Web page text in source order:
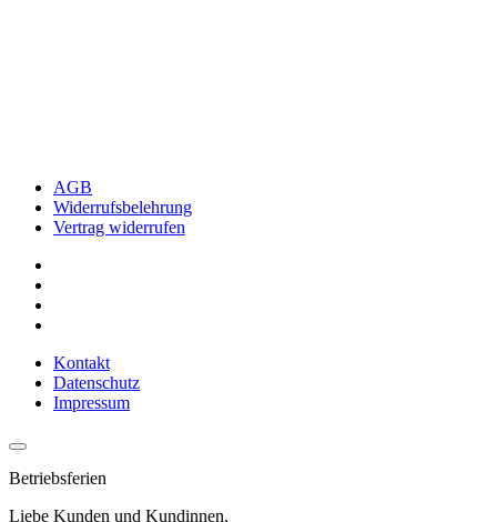
AGB
Widerrufsbelehrung
Vertrag widerrufen
Kontakt
Datenschutz
Impressum
Betriebsferien
Liebe Kunden und Kundinnen,